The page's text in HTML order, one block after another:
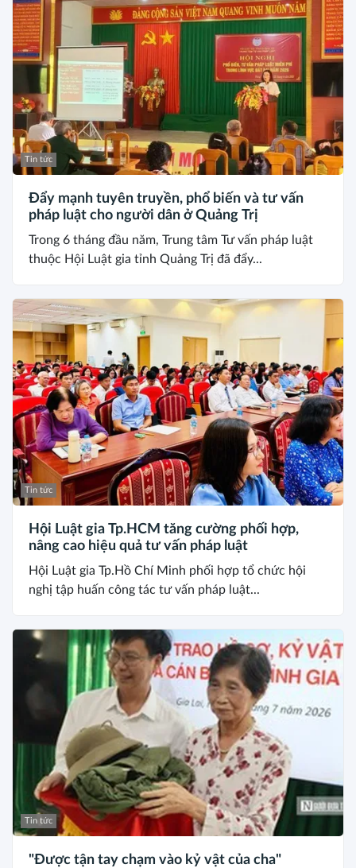
Tin tức
Đẩy mạnh tuyên truyền, phổ biến và tư vấn
pháp luật cho người dân ở Quảng Trị
Trong 6 tháng đầu năm, Trung tâm Tư vấn pháp luật
thuộc Hội Luật gia tỉnh Quảng Trị đã đẩy...
Tin tức
Hội Luật gia Tp.HCM tăng cường phối hợp,
nâng cao hiệu quả tư vấn pháp luật
Hội Luật gia Tp.Hồ Chí Minh phối hợp tổ chức hội
nghị tập huấn công tác tư vấn pháp luật...
Tin tức
"Được tận tay chạm vào kỷ vật của cha"